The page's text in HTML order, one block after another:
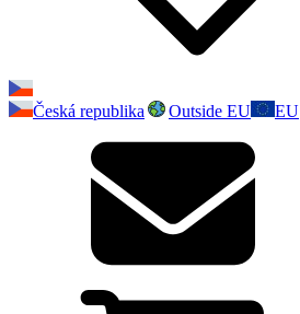
Česká republika
Outside EU EU